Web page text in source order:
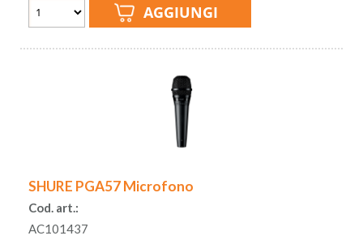
SHURE PGA57 Microfono
Cod. art.:
AC101437